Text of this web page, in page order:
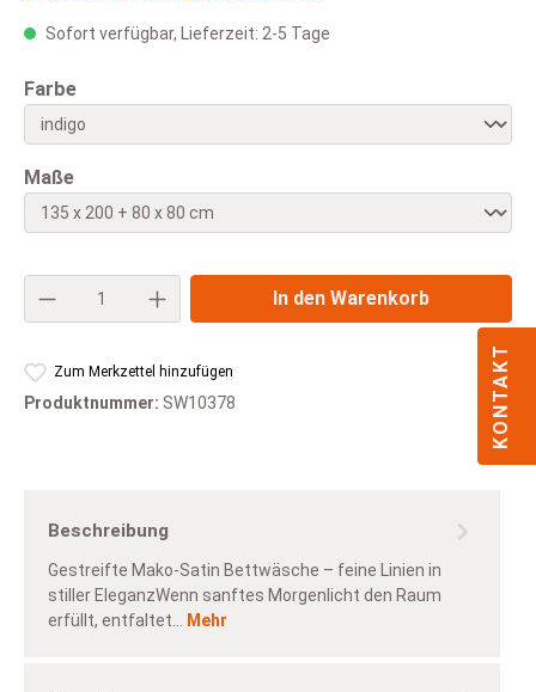
Sofort verfügbar, Lieferzeit: 2-5 Tage
Farbeauswählen
Maßeauswählen
Produkt Anzahl: Gib den gewünschten
In den Warenkorb
Zum Merkzettel hinzufügen
Produktnummer: SW10378
Beschreibung
Gestreifte Mako-Satin Bettwäsche – feine Linien in
stiller EleganzWenn sanftes Morgenlicht den Raum
erfüllt, entfaltet…
Mehr
KONTAKT